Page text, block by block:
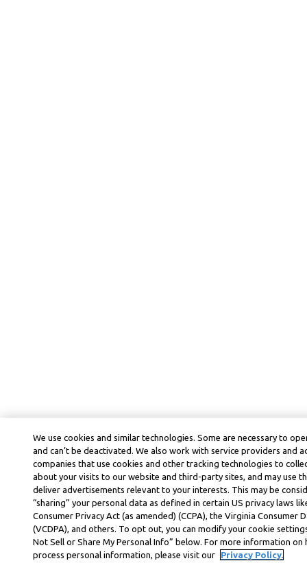
We use cookies and similar technologies. Some are necessary to
and can’t be deactivated. We also work with service providers and
companies that use cookies and other tracking technologies to
about your visits to our website and third-party sites, and may use
deliver advertisements relevant to your interests. This may be
“sharing” your personal data as defined in certain US privacy laws
Consumer Privacy Act (as amended) (CCPA), the Virginia Consumer
(VCDPA), and others. To opt out, you can modify your cookie
Not Sell or Share My Personal Info” below. For more information on
process personal information, please visit our
Privacy Policy.